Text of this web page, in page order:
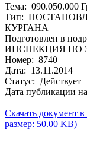
Тема: 090.050.000
Тип:
КУРГАНА
Подготовлен в
ИНСПЕКЦИЯ ПО
Номер: 8740
Дата: 13.11.2014
Статус: Действует
Дата публикации
Скачать документ
размер: 50.00 KB)